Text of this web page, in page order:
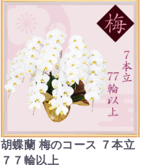
胡蝶蘭 梅のコース ７本立
７７輪以上